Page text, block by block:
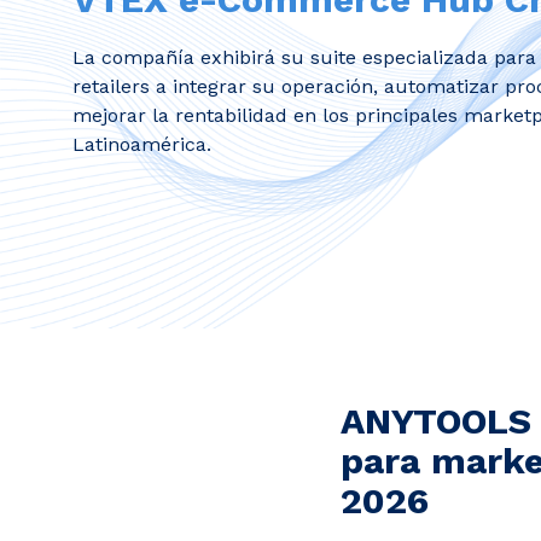
La compañía exhibirá su suite especializada
retailers a integrar su operación, automatizar
mejorar la rentabilidad en los principales
Latinoamérica.
para
2026